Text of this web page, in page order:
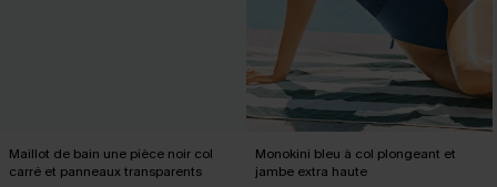
Maillot de bain une pièce noir col
carré et panneaux transparents
Monokini bleu à col plongeant et
jambe extra haute